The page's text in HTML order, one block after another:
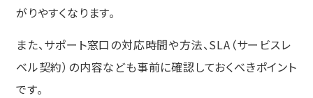
がりやすくなります。
また、サポート窓口の対応時間や方法、SLA（サービスレ
ベル契約）の内容なども事前に確認しておくべきポイント
です。